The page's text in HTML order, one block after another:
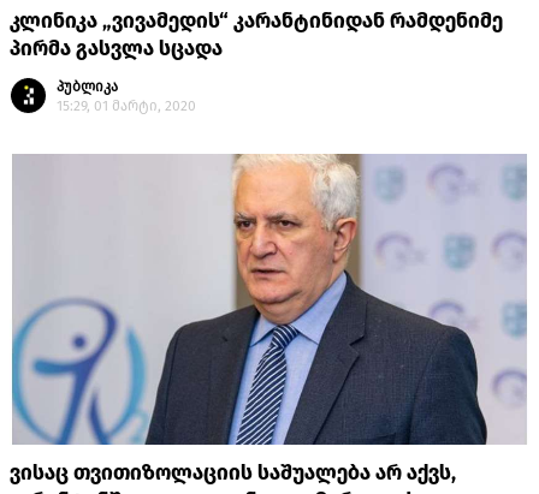
კლინიკა „ვივამედის“ კარანტინიდან რამდენიმე
პირმა გასვლა სცადა
პუბლიკა
15:29, 01 მარტი, 2020
ვისაც თვითიზოლაციის საშუალება არ აქვს,